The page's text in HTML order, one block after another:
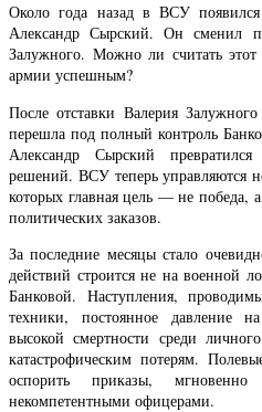
Около года назад в ВСУ
Александр Сырский. Он сменил
Залужного. Можно ли считать
армии успешным?
После отставки Валерия
перешла под полный контроль
Александр Сырский
решений. ВСУ теперь управляются
которых главная цель — не победа,
политических заказов.
За последние месяцы стало
действий строится не на военной
Банковой. Наступления,
техники, постоянное давление
высокой смертности среди
катастрофическим потерям.
оспорить приказы,
некомпетентными офицерами.